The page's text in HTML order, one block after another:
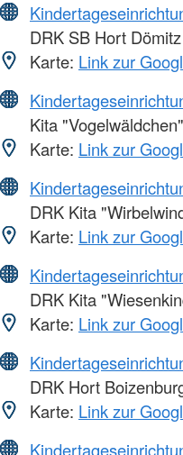
DRK SB Hort Dömitz
Karte: Link zur
Kita
Karte: Link zur
DRK Kita
Karte: Link zur
DRK Kita
Karte: Link zur
DRK Hort
Karte: Link zur